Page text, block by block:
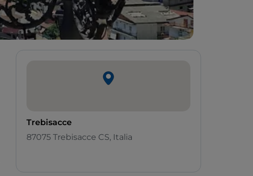
Trebisacce
87075 Trebisacce CS, Italia